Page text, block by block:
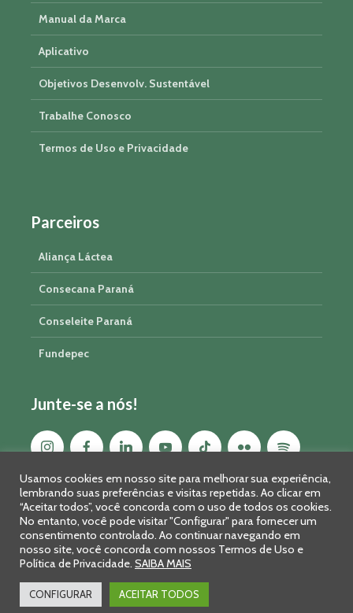
Manual da Marca
Aplicativo
Objetivos Desenvolv. Sustentável
Trabalhe Conosco
Termos de Uso e Privacidade
Parceiros
Aliança Láctea
Consecana Paraná
Conseleite Paraná
Fundepec
Junte-se a nós!
Sistema FAEP/SENAR-PR © 2026 · R. Marechal Deodoro, 450, 14º
0401 - Fax: 41 3323-2124
Usamos cookies em nosso site para melhorar sua experiência,
lembrando suas preferências e visitas repetidas. Ao clicar em
“Aceitar todos”, você concorda com o uso de todos os cookies.
No entanto, você pode visitar "Configurar" para fornecer um
consentimento controlado. Ao continuar navegando em
nosso site, você concorda com nossos Termos de Uso e
Política de Privacidade. SAIBA MAIS
CONFIGURAR ACEITAR TODOS